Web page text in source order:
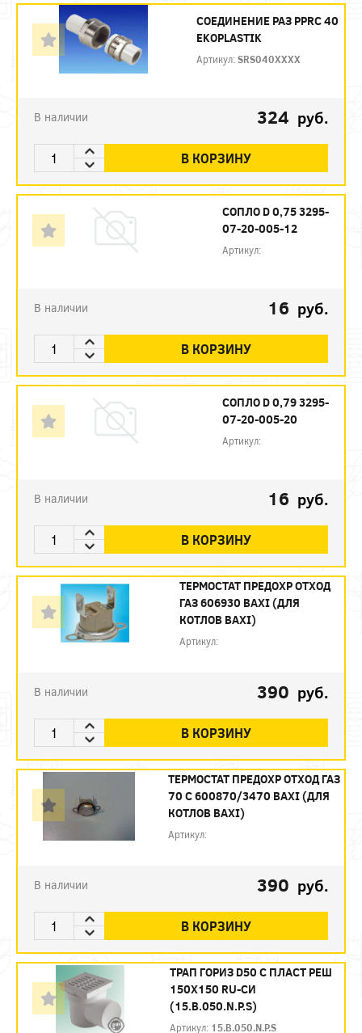
СОЕДИНЕНИЕ РАЗ PPRC 40
EKOPLASTIK
Артикул:SRS040XXXX
В наличии 324 руб.
В КОРЗИНУ
СОПЛО D 0,75 3295-
07-20-005-12
Артикул:
В наличии 16 руб.
В КОРЗИНУ
СОПЛО D 0,79 3295-
07-20-005-20
Артикул:
В наличии 16 руб.
В КОРЗИНУ
ТЕРМОСТАТ ПРЕДОХР ОТХОД
ГАЗ 606930 BAXI (ДЛЯ
КОТЛОВ BAXI)
Артикул:
В наличии 390 руб.
В КОРЗИНУ
ТЕРМОСТАТ ПРЕДОХР ОТХОД ГАЗ
70 С 600870/3470 BAXI (ДЛЯ
КОТЛОВ BAXI)
Артикул:
В наличии 390 руб.
В КОРЗИНУ
ТРАП ГОРИЗ D50 С ПЛАСТ РЕШ
150Х150 RU-CИ
(15.В.050.N.P.S)
Артикул: 15.В.050.N.P.S